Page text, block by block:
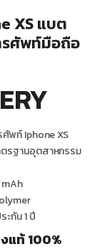
XS แบต
รศัพท์มือถือ
ศัพท์ Iphone XS
ตรฐานอุตสาหกรรม
ะกัน 1 ปี
แท้ 100%